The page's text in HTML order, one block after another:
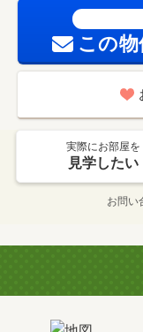
この
実際にお部屋を
見学したい
お問い